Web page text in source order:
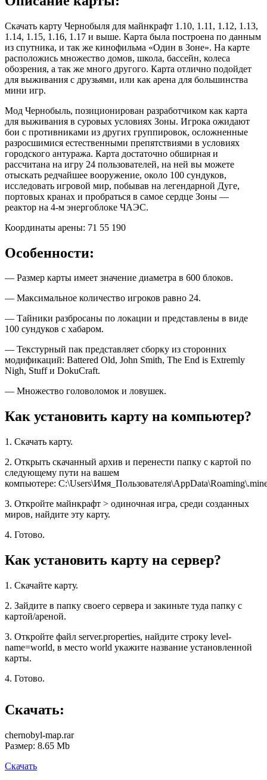
Скачать карту Чернобыля для майнкрафт 1.10, 1.11, 1.12, 1.13,
1.14, 1.15, 1.16, 1.17 и выше. Карта была построена по данным
из спутника, и так же кинофильма «Один в Зоне». На карте
расположись множество домов, школа, бассейн, колеса
обозрения, а так же много другого. Карта отлично подойдет
для выживания с друзьями, или как арена для большинства
мини игр.
Мод Чернобыль, позиционирован разработчиком как карта
для выживания в суровых условиях Зоны. Игрока ожидают
бои с противниками из других группировок, осложненные
разросшимися естественными препятствиями в условиях
городского антуража. Карта достаточно обширная и
рассчитана на игру 24 пользователей, на ней вы можете
отыскать редчайшее вооружение, около 100 сундуков,
исследовать игровой мир, побывав на легендарной Дуге,
портовых кранах и пробраться в самое сердце Зоны —
реактор на 4-м энергоблоке ЧАЭС.
Координаты арены: 71 55 190
Особенности:
— Размер карты имеет значение диаметра в 600 блоков.
— Максимальное количество игроков равно 24.
— Тайники разбросаны по локации и представлены в виде
100 сундуков с хабаром.
— Текстурный пак представляет сборку из сторонних
модификаций: Battered Old, John Smith, The End is Extremly
Nigh, Stuff и DokuCraft.
— Множество головоломок и ловушек.
Как установить карту на компьютер?
1. Скачать карту.
2. Открыть скачанный архив и перенести папку с картой по
следующему пути на вашем
компьютере:
3. Откройте майнкрафт > одиночная игра, среди созданных
миров, найдите эту карту.
4. Готово.
Как установить карту на сервер?
1. Скачайте карту.
2. Зайдите в папку своего сервера и закиньте туда папку с
картой/ареной.
3. Откройте файл server.properties, найдите строку level-
name=world, в место world укажите название установленной
карты.
4. Готово.
Скачать:
chernobyl-map.rar
Размер: 8.65 Mb
Скачать